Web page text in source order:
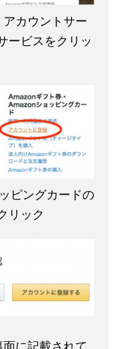
カウントサー
ービスをクリッ
ピングカードの
リック